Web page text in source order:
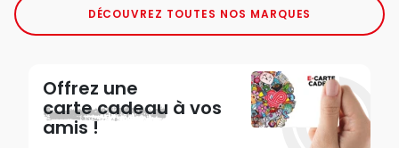
DÉCOUVREZ TOUTES NOS MARQUES
Offrez une
carte cadeau à vos
amis !